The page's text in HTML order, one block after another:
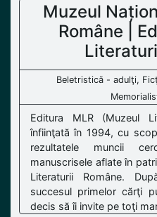
Muzeul
Române |
Beletristică - adulţi,
Editura MLR (Muzeul
înfiinţată în 1994, cu
rezultatele muncii
manuscrisele aflate în
Literaturii Române.
succesul primelor cărţi
decis să îi invite pe toţi